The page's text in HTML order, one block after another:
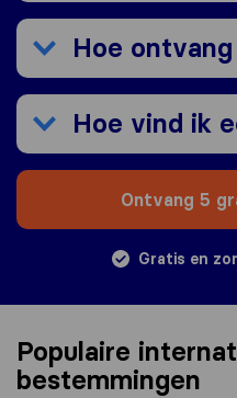
Hoe
Hoe vind ik
Ontvang 5
Gratis en
Populaire
bestemmingen